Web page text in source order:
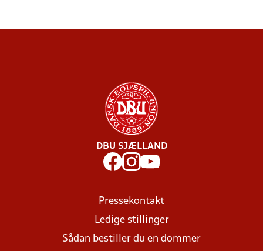
DBU SJÆLLAND
Pressekontakt
Ledige stillinger
Sådan bestiller du en dommer